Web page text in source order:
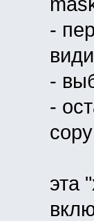
-
-
-
эта